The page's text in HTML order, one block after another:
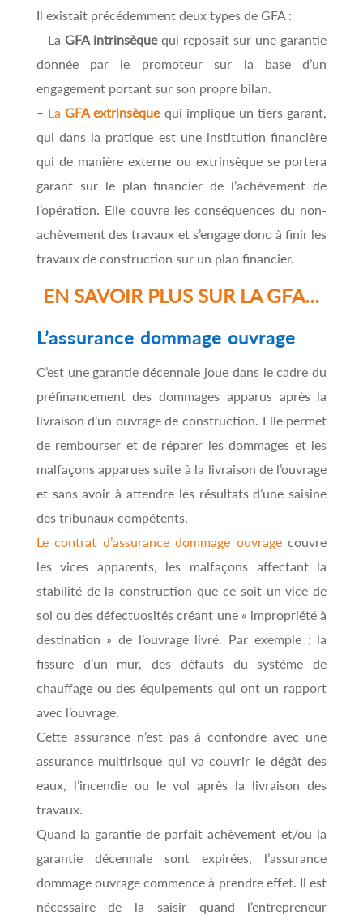
Il existait précédemment deux types de GFA :
– La GFA intrinsèquequi reposait sur une garantie
donnée par le promoteur sur la base d’un
engagement portant sur son propre bilan.
– LaGFA extrinsèquequi implique un tiers garant,
qui dans la pratique est une institution financière
qui de manière externe ou extrinsèque se portera
garant sur le plan financier de l’achèvement de
l’opération. Elle couvre les conséquences du non-
achèvement des travaux et s’engage donc à finir les
travaux de construction sur un plan financier.
EN SAVOIR PLUS SUR LA GFA…
L’assurance dommage ouvrage
C’est une garantie décennale joue dans le cadre du
préfinancement des dommages apparus après la
livraison d’un ouvrage de construction. Elle permet
de rembourser et de réparer les dommages et les
malfaçons apparues suite à la livraison de l’ouvrage
et sans avoir à attendre les résultats d’une saisine
des tribunaux compétents.
Le contrat d’assurance dommage ouvragecouvre
les vices apparents, les malfaçons affectant la
stabilité de la construction que ce soit un vice de
sol ou des défectuosités créant une « impropriété à
destination » de l’ouvrage livré. Par exemple : la
fissure d’un mur, des défauts du système de
chauffage ou des équipements qui ont un rapport
avec l’ouvrage.
Cette assurance n’est pas à confondre avec une
assurance multirisque qui va couvrir le dégât des
eaux, l’incendie ou le vol après la livraison des
travaux.
Quand la garantie de parfait achèvement et/ou la
garantie décennale sont expirées, l’assurance
dommage ouvrage commence à prendre effet. Il est
nécessaire de la saisir quand l’entrepreneur